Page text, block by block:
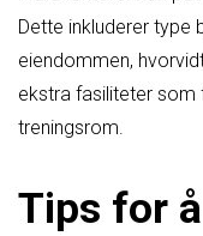
Dette inkluderer type
eiendommen,
ekstra fasiliteter som
treningsrom.
Tips for